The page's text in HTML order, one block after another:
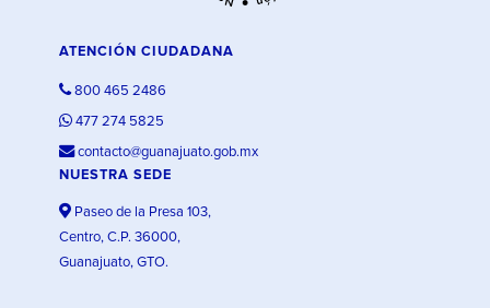
ATENCIÓN CIUDADANA
800 465 2486
477 274 5825
contacto@guanajuato.gob.mx
NUESTRA SEDE
Paseo de la Presa 103,
Centro, C.P. 36000,
Guanajuato, GTO.